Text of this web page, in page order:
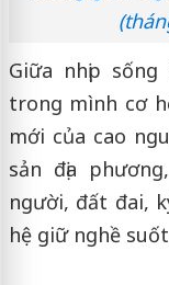
Giữa nhịp
trong mình cơ
mới của cao
sản địa
người, đất đai,
hệ giữ nghề